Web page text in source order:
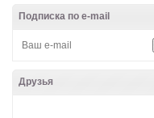
Подписка по e-mail
Друзья